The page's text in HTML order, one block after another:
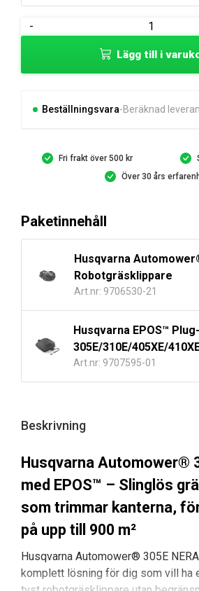
-
Husqvarna
NERA
EPOS™
Lägg till i
Beställningsvara Beräknad
Fri frakt över 500 kr
Över 30 års
Paketinnehåll
Husqvarna
Robotgräsklippare
Art.nr: 9706530-21
Husqvarna EPOS™
305E/310E/405XE/
Art.nr: 9707595-01
Beskrivning
Husqvarna Automower®
med EPOS™ – Slinglös
som trimmar kanterna,
på upp till 900 m²
Husqvarna Automower® 305E
komplett lösning för dig som vill ha